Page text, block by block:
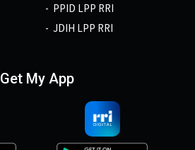
PPID LPP RRI
JDIH LPP RRI
Get My App